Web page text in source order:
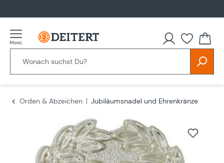
Orden & Abzeichen
Jubiläumsnadel und Ehrenkränze
Bildergalerie überspringen